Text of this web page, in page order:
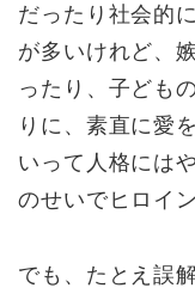
だったり社会的
が多いけれど、
ったり、子ども
りに、素直に愛
いって人格には
のせいでヒロイ
でも、たとえ誤